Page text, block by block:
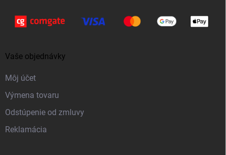
Vaše objednávky
Môj účet
Výmena tovaru
Odstúpenie od zmluvy
Reklamácia